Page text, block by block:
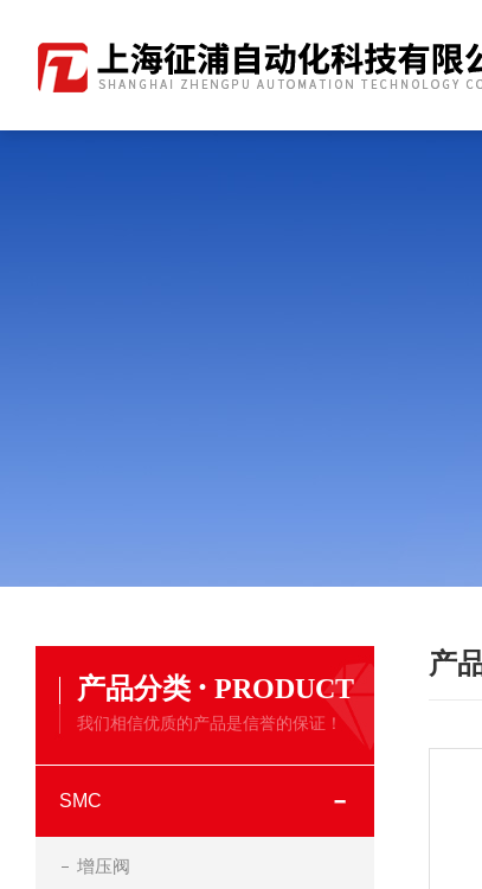
产
产品分类 · PRODUCT
我们相信优质的产品是信誉的保证！
SMC
增压阀